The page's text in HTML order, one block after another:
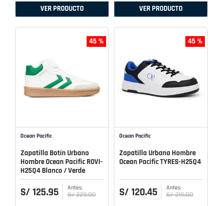
VER PRODUCTO VER PRODUCTO
45 %
Ocean Pacific
Zapatilla Botín Urbano
Hombre Ocean Pacific ROVI-
H25Q4 Blanco / Verde
S/ 125.95 S/ 229.00
45 %
Ocean Pacific
Zapatilla Urbana Hombre
Ocean Pacific TYRES-H25Q4
S/ 120.45 S/ 219.00